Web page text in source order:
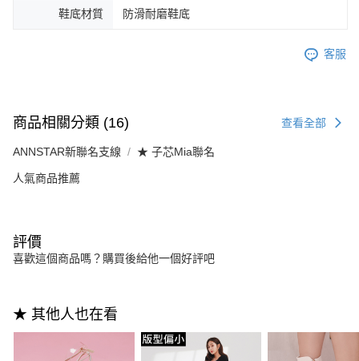
鞋底材質 防滑耐磨鞋底
客服
商品相關分類 (16) 查看全部
ANNSTAR新聯名支線 ★ 子芯Mia聯名
人氣商品推薦
評價
喜歡這個商品嗎？購買後給他一個好評吧
★ 其他人也在看